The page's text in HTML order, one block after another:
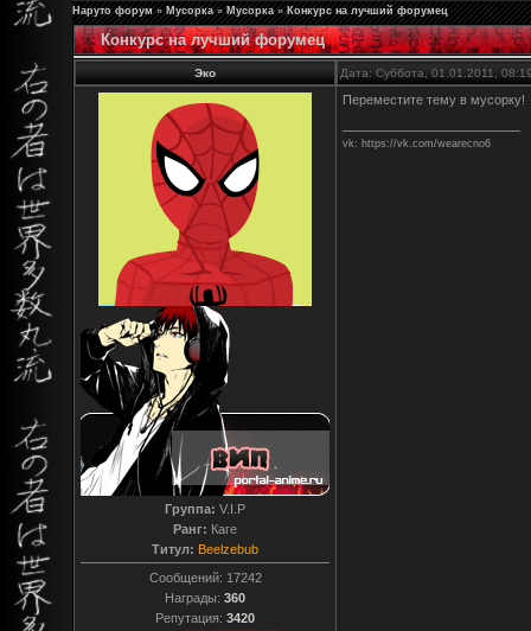
Наруто форум » Мусорка » Мусорка » Конкурс на лучший форумец
Конкурс на лучший форумец
Эко Дата: Суббота, 01.01.2011,
Группа: V.I.P
Ранг: Каге
Титул: Beelzebub
Сообщений: 17242
Награды: 360
Репутация: 3420
Переместите тему в мусорку!
vk: https://vk.com/wearecno6